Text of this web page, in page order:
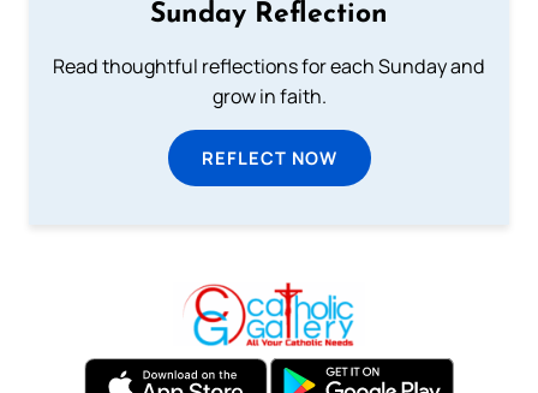
Sunday Reflection
Read thoughtful reflections for each Sunday and
grow in faith.
REFLECT NOW